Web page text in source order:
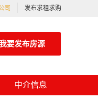
司 发布求租求购
要发布房源
中介信息